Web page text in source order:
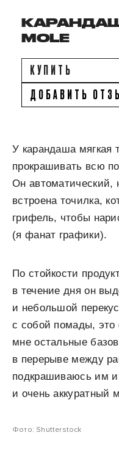
КАРАНДАШ
MOLE
КУПИТЬ
ДОБАВИТЬ
У карандаша мягкая
прокрашивать всю
Он автоматический,
встроена точилка,
грифель, чтобы
(я фанат графики).
По стойкости
в течение дня он
и небольшой
с собой помады, это
мне остальные
в перерыве между
подкрашиваюсь им
и очень аккуратный
Фото: Shutterstock